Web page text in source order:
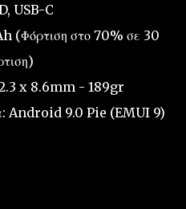
USB-C
(Φόρτιση στο 70% σε 30
x 8.6mm - 189gr
Android 9.0 Pie (EMUI 9)